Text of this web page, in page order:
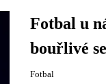
Fotbal u
bouřlivé
Fotbal